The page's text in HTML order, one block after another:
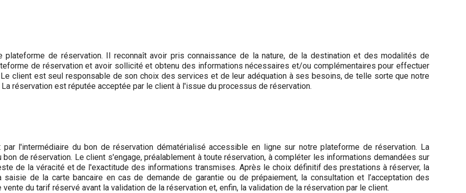
de réservation. Il reconnaît avoir pris connaissance de la nature, de la destination et des modalités de
de réservation et avoir sollicité et obtenu des informations nécessaires et/ou complémentaires pour effectuer
client est seul responsable de son choix des services et de leur adéquation à ses besoins, de telle sorte que notre
réservation est réputée acceptée par le client à l'issue du processus de réservation.
l'intermédiaire du bon de réservation dématérialisé accessible en ligne sur notre plateforme de réservation. La
de réservation. Le client s'engage, préalablement à toute réservation, à compléter les informations demandées sur
de la véracité et de l'exactitude des informations transmises. Après le choix définitif des prestations à réserver, la
de la carte bancaire en cas de demande de garantie ou de prépaiement, la consultation et l’acceptation des
du tarif réservé avant la validation de la réservation et, enfin, la validation de la réservation par le client.